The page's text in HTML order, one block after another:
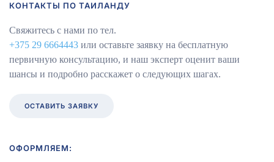
КОНТАКТЫ ПО ТАИЛАНДУ
Свяжитесь с нами по тел.
+375 29 6664443 или оставьте заявку на бесплатную
первичную консультацию, и наш эксперт оценит ваши
шансы и подробно расскажет о следующих шагах.
ОСТАВИТЬ ЗАЯВКУ
ОФОРМЛЯЕМ: